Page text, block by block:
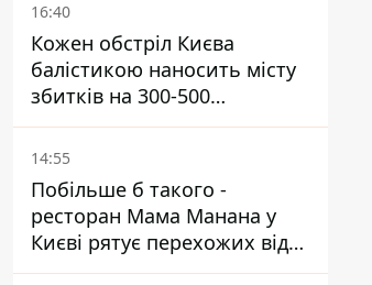
16:40
Кожен обстріл Києва
балістикою наносить місту
збитків на 300-500
мільйонів - Петро
Пантелеєв
14:55
Побільше б такого -
ресторан Мама Манана у
Києві рятує перехожих від
спеки